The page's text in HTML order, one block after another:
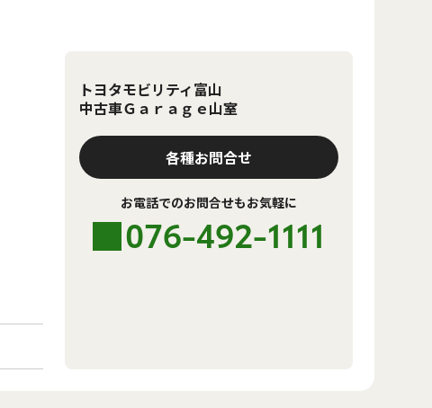
トヨタモビリティ富山
中古車Ｇａｒａｇｅ山室
各種お問合せ
お電話でのお問合せもお気軽に
076-492-1111